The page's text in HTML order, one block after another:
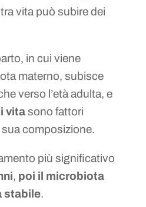
vita può subire dei
in cui viene
materno, subisce
verso l’età adulta, e
vitasono fattori
composizione.
più significativo
, poi il microbiota
stabile.